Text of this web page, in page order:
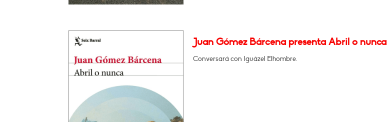
Juan Gómez Bárcena presenta Abril o nunca
Conversará con Iguázel Elhombre.